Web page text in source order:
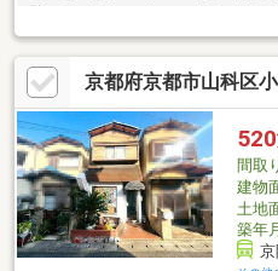
下さい。■経験年数10年以上の営
士・古民家鑑定士1級等も取得し
京都府京都市山科区
520
間取
建物
土地
築年